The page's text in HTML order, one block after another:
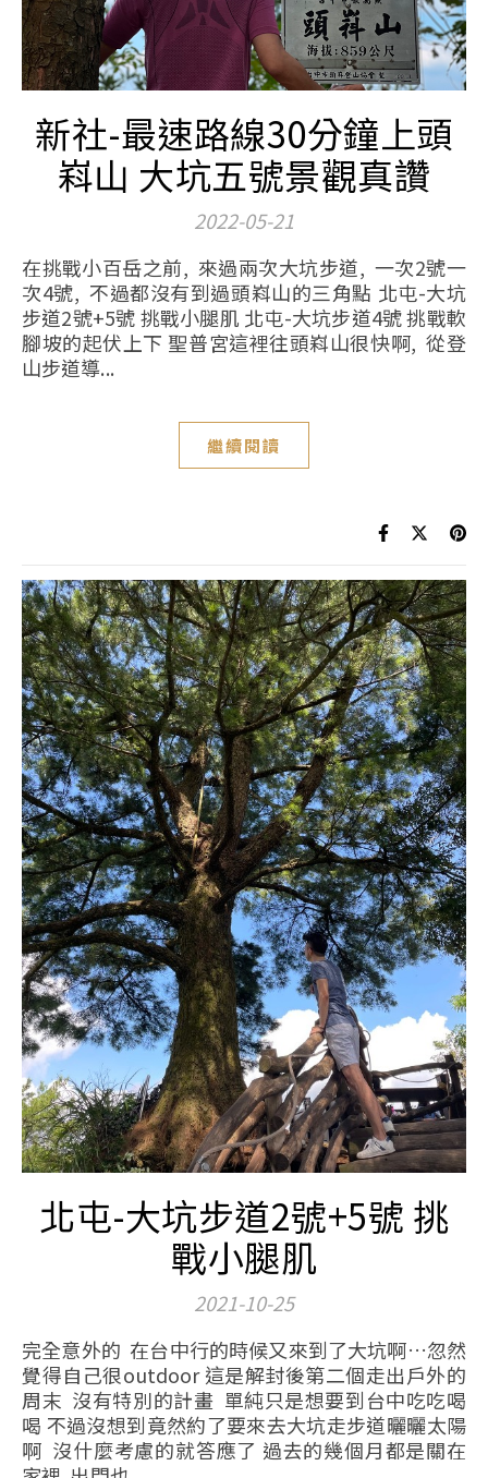
新社-最速路線30分鐘上頭
嵙山 大坑五號景觀真讚
2022-05-21
在挑戰小百岳之前, 來過兩次大坑步道, 一次2號一
次4號, 不過都沒有到過頭嵙山的三角點 北屯-大坑
步道2號+5號 挑戰小腿肌 北屯-大坑步道4號 挑戰軟
腳坡的起伏上下 聖普宮這裡往頭嵙山很快啊, 從登
山步道導...
繼續閱讀
北屯-大坑步道2號+5號 挑
戰小腿肌
2021-10-25
完全意外的 在台中行的時候又來到了大坑啊…忽然
覺得自己很outdoor 這是解封後第二個走出戶外的
周末 沒有特別的計畫 單純只是想要到台中吃吃喝
喝 不過沒想到竟然約了要來去大坑走步道曬曬太陽
啊 沒什麼考慮的就答應了 過去的幾個月都是關在